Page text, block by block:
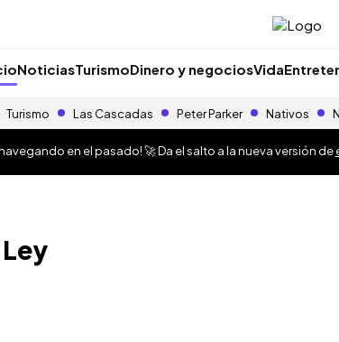
NoticiasTurismoDinero y negociosVida
Turismo Las Cascadas Peter Parker Nativos
en el pasado! 🚀 Da el salto a la nueva versión de